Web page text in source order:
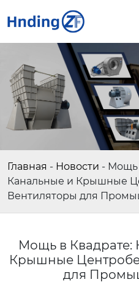
Главная - Новости - Мощь
Канальные и Крышные
Вентиляторы для
Мощь в
Крышные
для